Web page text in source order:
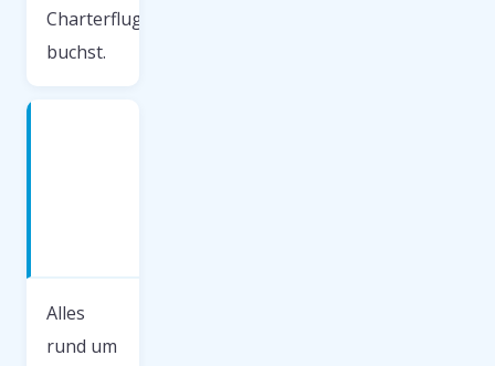
Charterflug
buchst.
Alles
rund um